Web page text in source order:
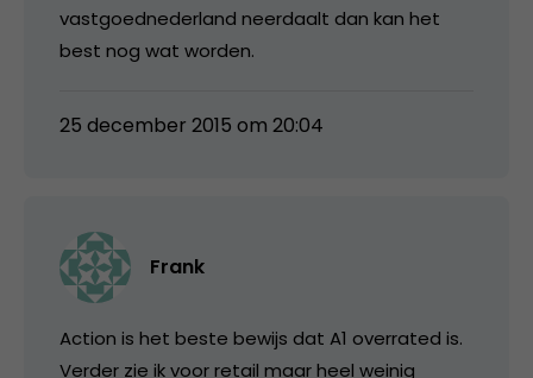
vastgoednederland neerdaalt dan kan het
best nog wat worden.
25 december 2015 om 20:04
Frank
Action is het beste bewijs dat A1 overrated is.
Verder zie ik voor retail maar heel weinig